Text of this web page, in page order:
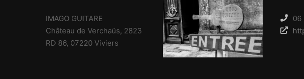
IMAGO GUITARE
Château de Verchaüs, 2823
RD 86, 07220 Viviers
06